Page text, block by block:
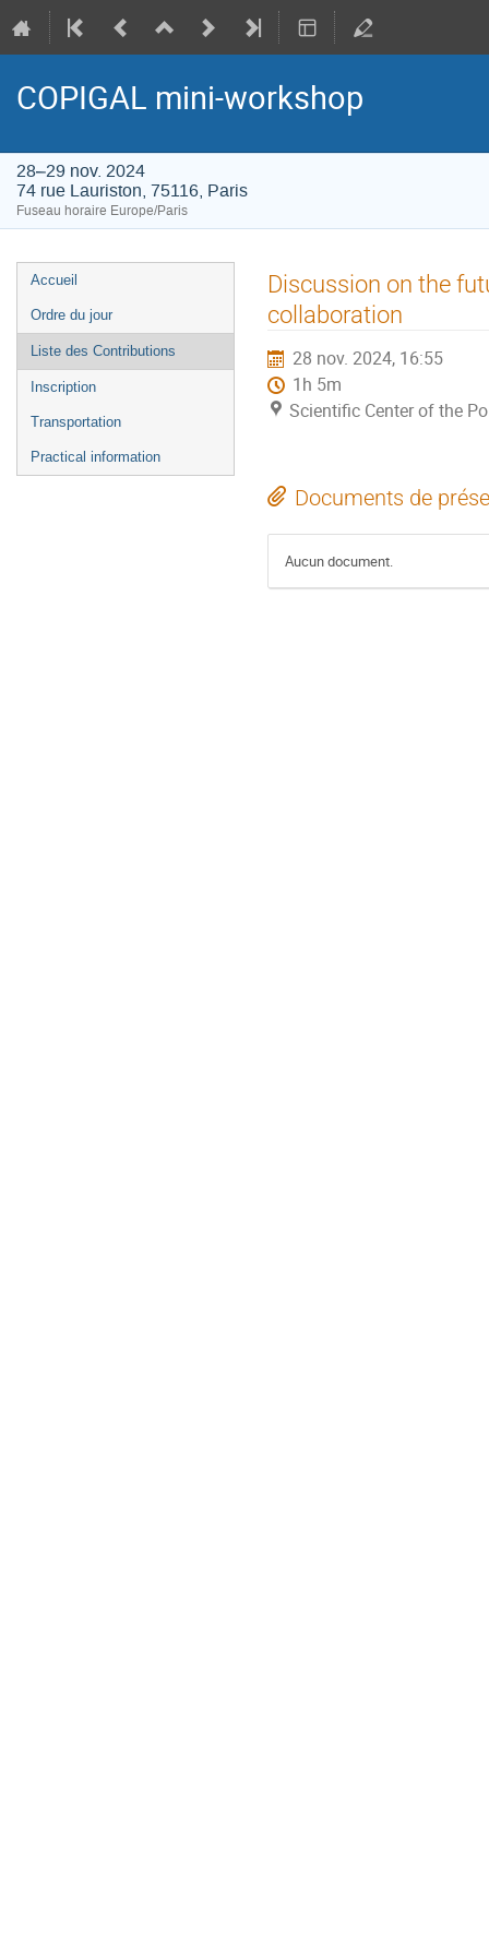
COPIGAL mini-workshop
28–29 nov. 2024
74 rue Lauriston, 75116, Paris
Fuseau horaire Europe/Paris
Menu
de
l'événement
Accueil
Ordre du jour
Liste des Contributions
Inscription
Transportation
Practical information
Discussion on the
collaboration
28 nov. 2024, 16:55
1h 5m
Scientific Center of the
Documents de
Aucun document.